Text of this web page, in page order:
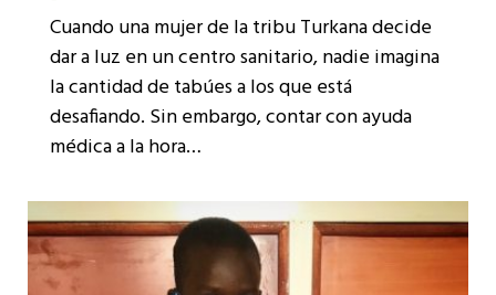
Cuando una mujer de la tribu Turkana decide
dar a luz en un centro sanitario, nadie imagina
la cantidad de tabúes a los que está
desafiando. Sin embargo, contar con ayuda
médica a la hora…